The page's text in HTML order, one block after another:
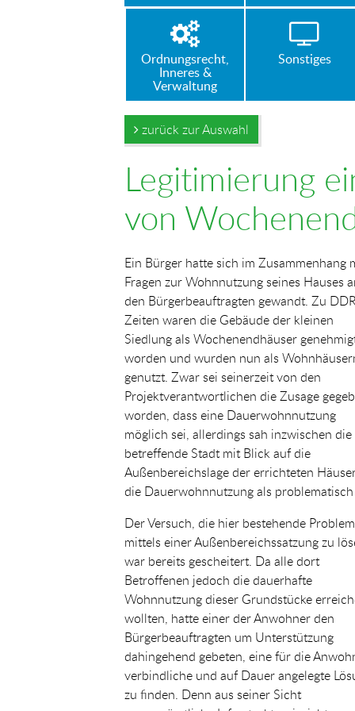
Ordnungsrecht,
Inneres &
Verwaltung
Sonstiges
zurück zur Auswahl
Legitimierung
von
Ein Bürger hatte sich im Zusammenhang
Fragen zur Wohnnutzung seines Hauses
den Bürgerbeauftragten gewandt. Zu
Zeiten waren die Gebäude der kleinen
Siedlung als Wochenendhäuser
worden und wurden nun als
genutzt. Zwar sei seinerzeit von den
Projektverantwortlichen die Zusage
worden, dass eine Dauerwohnnutzung
möglich sei, allerdings sah inzwischen die
betreffende Stadt mit Blick auf die
Außenbereichslage der errichteten
die Dauerwohnnutzung als
Der Versuch, die hier bestehende
mittels einer Außenbereichssatzung zu
war bereits gescheitert. Da alle dort
Betroffenen jedoch die dauerhafte
Wohnnutzung dieser Grundstücke
wollten, hatte einer der Anwohner den
Bürgerbeauftragten um Unterstützung
dahingehend gebeten, eine für die
verbindliche und auf Dauer angelegte
zu finden. Denn aus seiner Sicht